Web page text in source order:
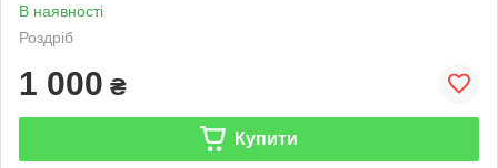
В наявності
Роздріб
1 000 ₴
Купити